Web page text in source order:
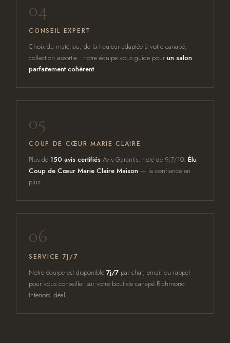
04
CONSEIL EXPERT
Choix du matériau, de la hauteur adaptée à votre canapé,
collection assortie : notre équipe vous guide pourun salon
parfaitement cohérent.
05
COUP DE CŒUR MARIE CLAIRE
Plus de150 avis certifiés Avis Garantis, note de 9,7/10.Élu
Coup de Cœur Marie Claire Maison — la confiance en
plus.
06
SERVICE 7J/7
Notre équipe est disponible7j/7 par chat, email ou rappel
pour vous conseiller sur votre bout de canapé Richmond
Interiors idéal.